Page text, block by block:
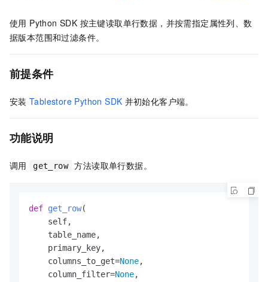
使用 Python SDK 按主键读取单行数据，并按需指定属性列、数
据版本范围和过滤条件。
前提条件
安装 Tablestore Python SDK 并初始化客户端。
功能说明
调用 get_row 方法读取单行数据。
def get_row(
    self,
    table_name,
    primary_key,
    columns_to_get=
None,
    column_filter=
None,